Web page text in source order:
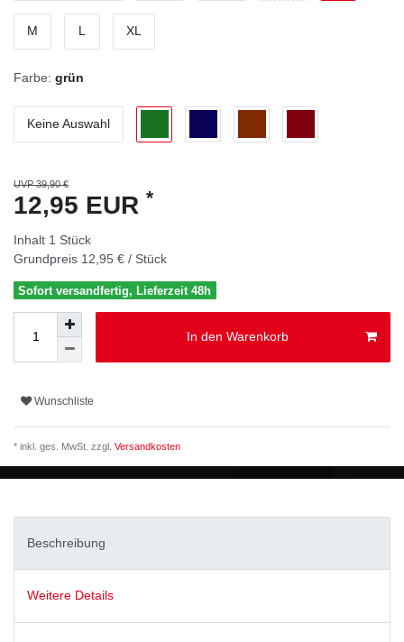
M L XL
Farbe: grün
Keine Auswahl
UVP 39,90 €
12,95 EUR *
Inhalt 1 Stück
Grundpreis 12,95 € / Stück
Sofort versandfertig, Lieferzeit 48h
In den Warenkorb
Wunschliste
* inkl. ges. MwSt. zzgl. Versandkosten
Beschreibung
Weitere Details